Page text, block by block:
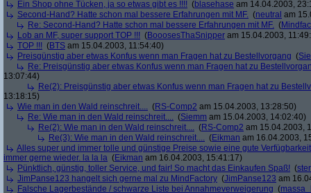
Ein Shop ohne Tücken, ja so etwas gibt es !!!! (blasehase am 14.04.2003,
Second-Hand? Hatte schon mal bessere Erfahrungen mit MF. (neutral am
Re: Second-Hand? Hatte schon mal bessere Erfahrungen mit MF. (
Lob an MF, super support TOP !!! (BooosesThaSnipper am 15.04.2003,
TOP !!! (BTS am 15.04.2003, 11:54:40)
Preisgünstig aber etwas Konfus wenn man Fragen hat zu Bestellvorgang (
Re: Preisgünstig aber etwas Konfus wenn man Fragen hat zu
13:07:44)
Re(2): Preisgünstig aber etwas Konfus wenn man Fragen hat zu
13:18:15)
Wie man in den Wald reinschreit.... (RS-Comp2 am 15.04.2003, 13:28:50)
Re: Wie man in den Wald reinschreit.... (Siemm am 15.04.2003, 14:02:40)
Re(2): Wie man in den Wald reinschreit.... (RS-Comp2 am 15.04.2003,
Re(3): Wie man in den Wald reinschreit.... (Eikman am 16.04.2003,
Alles super und immer tolle und günstige Preise sowie eine gute
immer gerne wieder. la la la (Eikman am 16.04.2003, 15:41:17)
Pünktlich, günstig, toller Service, und fair! So macht das Einkaufen Spaß! (
JimPanse123 hangelt sich gerne mal zu MindFactory (JimPanse123 am
Falsche Lagerbestände / schwarze Liste bei Annahmeverweigerung (